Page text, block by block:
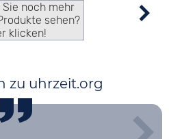
Sie noch mehr
sehen?
klicken!
zu uhrzeit.org